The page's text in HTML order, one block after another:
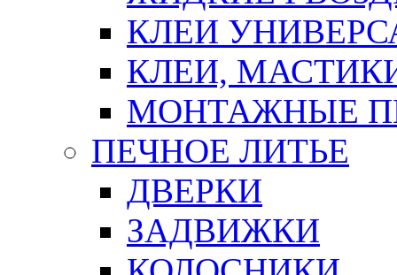
КЛЕИ
КЛЕИ,
МОНТАЖНЫЕ
ПЕЧНОЕ ЛИТЬЕ
ДВЕРКИ
ЗАДВИЖКИ